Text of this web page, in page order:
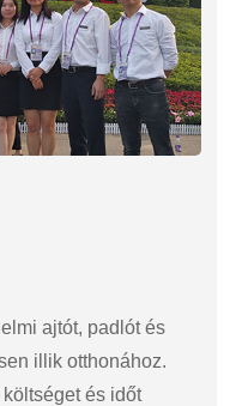
ajtót, padlót és
illik otthonához.
és időt